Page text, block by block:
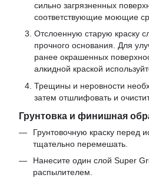
сильно загрязненных
соответствующие моющие
Отслоенную старую краску
прочного основания. Для
ранее окрашенных
алкидной краской
Трещины и неровности
затем отшлифовать и
Грунтовка и финишная
Грунтовочную краску перед
тщательно перемешать.
Нанесите один слой Super
распылителем.